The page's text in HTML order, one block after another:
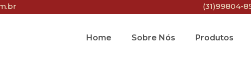
(31)99804-
Home Sobre Nós Produtos